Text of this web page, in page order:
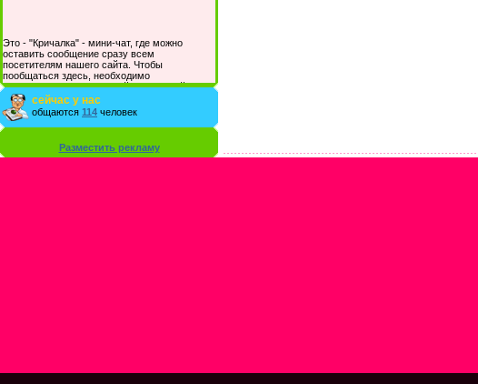
Это - "Кричалка" - мини-чат, где можно
оставить сообщение сразу всем
посетителям нашего сайта. Чтобы
пообщаться здесь, необходимо
зарегистрироваться на сайте и/или войти со
своими логином и паролем.
сейчас у нас
общаются 114 человек
Разместить рекламу